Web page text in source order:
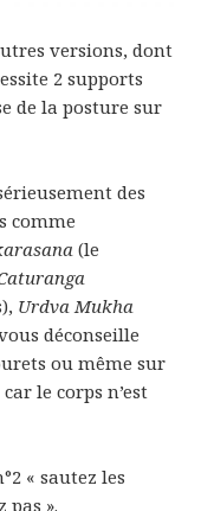
versions, dont
2 supports
de la posture sur
des
comme
(le
Urdva Mukha
déconseille
ou même sur
le corps n’est
« sautez les
pas ».